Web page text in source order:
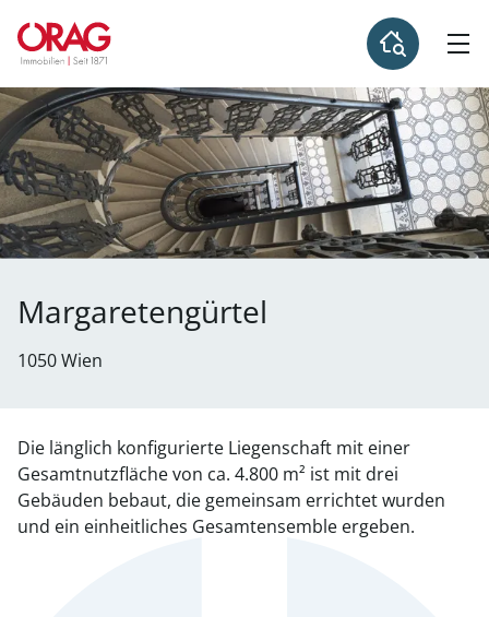
Margaretengürtel
1050 Wien
Die länglich konfigurierte Liegenschaft mit einer
Gesamtnutzfläche von ca. 4.800 m² ist mit drei
Gebäuden bebaut, die gemeinsam errichtet wurden
und ein einheitliches Gesamtensemble ergeben.